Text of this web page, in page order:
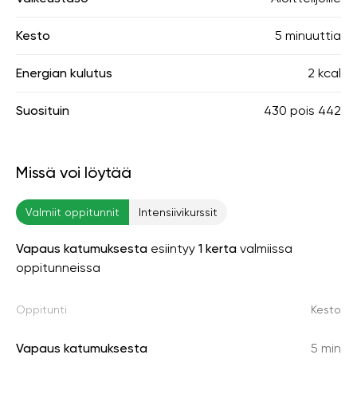
Kesto 5 minuuttia
Energian kulutus 2 kcal
Suosituin 430 pois 442
Missä voi löytää
Valmiit oppitunnit Intensiivikurssit
Vapaus katumuksesta esiintyy 1 kerta valmiissa
oppitunneissa
Oppitunti Kesto
Vapaus katumuksesta 5 min